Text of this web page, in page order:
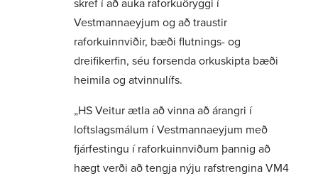
Vestmannaeyjum og að traustir
raforkuinnviðir, bæði flutnings- og
dreifikerfin, séu forsenda orkuskipta bæði
heimila og atvinnulífs.
„HS Veitur ætla að vinna að árangri í
loftslagsmálum í Vestmannaeyjum með
fjárfestingu í raforkuinnviðum þannig að
hægt verði að tengja nýju rafstrengina VM4